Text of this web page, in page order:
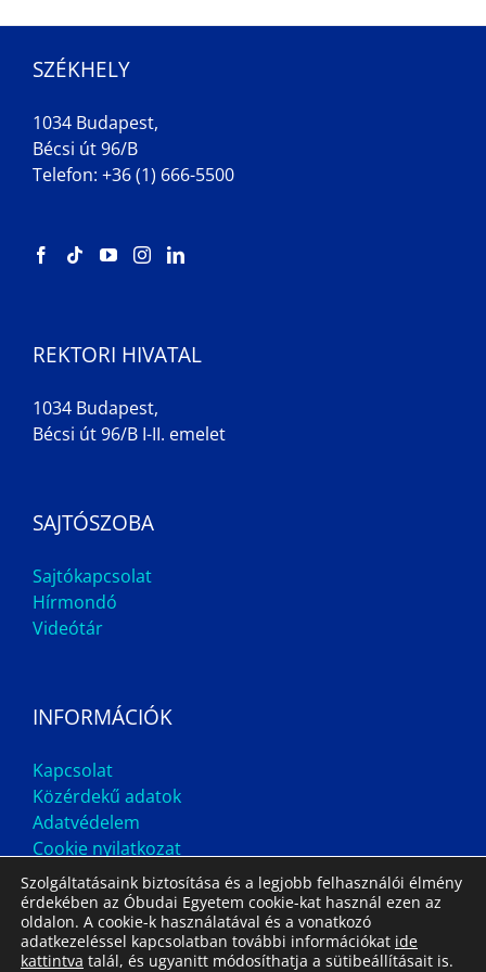
SZÉKHELY
1034 Budapest,
Bécsi út 96/B
Telefon: +36 (1) 666-5500
REKTORI HIVATAL
1034 Budapest,
Bécsi út 96/B I-II. emelet
SAJTÓSZOBA
Sajtókapcsolat
Hírmondó
Videótár
INFORMÁCIÓK
Kapcsolat
Közérdekű adatok
Adatvédelem
Cookie nyilatkozat
Szolgáltatásaink biztosítása és a legjobb felhasználói élmény
érdekében az Óbudai Egyetem cookie-kat használ ezen az
oldalon. A cookie-k használatával és a vonatkozó
adatkezeléssel kapcsolatban további információkat ide
kattintva talál, és ugyanitt módosíthatja a sütibeállításait is.